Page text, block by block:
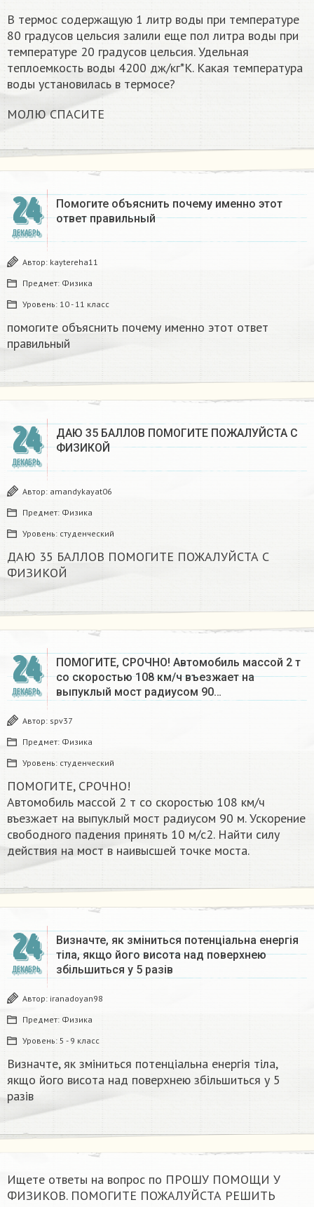
В термос содержащую 1 литр воды при температуре
80 градусов цельсия залили еще пол литра воды при
температуре 20 градусов цельсия. Удельная
теплоемкость воды 4200 дж/кг*К. Какая температура
воды установилась в термосе?
МОЛЮ СПАСИТЕ
24
ДЕКАБРЬ
Помогите объяснить почему именно этот
ответ правильный
Автор: kaytereha11
Предмет: Физика
Уровень: 10 - 11 класс
помогите объяснить почему именно этот ответ
правильный
24
ДЕКАБРЬ
ДАЮ 35 БАЛЛОВ ПОМОГИТЕ ПОЖАЛУЙСТА С
ФИЗИКОЙ
Автор: amandykayat06
Предмет: Физика
Уровень: студенческий
ДАЮ 35 БАЛЛОВ ПОМОГИТЕ ПОЖАЛУЙСТА С
ФИЗИКОЙ
24
ДЕКАБРЬ
ПОМОГИТЕ, СРОЧНО! Автомобиль массой 2 т
со скоростью 108 км/ч въезжает на
выпуклый мост радиусом 90…
Автор: spv37
Предмет: Физика
Уровень: студенческий
ПОМОГИТЕ, СРОЧНО!
Автомобиль массой 2 т со скоростью 108 км/ч
въезжает на выпуклый мост радиусом 90 м. Ускорение
свободного падения принять 10 м/с2. Найти силу
действия на мост в наивысшей точке моста.
24
ДЕКАБРЬ
Визначте, як зміниться потенціальна енергія
тіла, якщо його висота над поверхнею
збільшиться у 5 разів
Автор: iranadoyan98
Предмет: Физика
Уровень: 5 - 9 класс
Визначте, як зміниться потенціальна енергія тіла,
якщо його висота над поверхнею збільшиться у 5
разів
Ищете ответы на вопрос по ПРОШУ ПОМОЩИ У
ФИЗИКОВ. ПОМОГИТЕ ПОЖАЛУЙСТА РЕШИТЬ